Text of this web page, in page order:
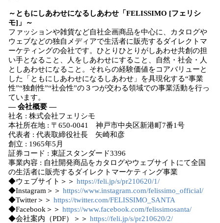
～ともにしあわせになるしあわせ「FELISSIMO [フェリシ
モ]」～
ファッションや雑貨など自社企画商品を中心に、カタログや
ウェブなどの独自メディアで生活者に販売するダイレクトマ
ーケティングの会社です。ひとりひとりがしあわせ共創の担
い手となること、人をしあわせにすること、自然・社会・人
としあわせになること。それらの経験価値をコアバリューと
した「ともにしあわせになるしあわせ」を具現化する“事業
性”“独創性”“社会性”の３つが交わる領域での事業活動を行っ
ています。
― 会社概要 ―
社名 : 株式会社フェリシモ
本社所在地 : 〒650-0041 神戸市中央区新港町7番1号
代表者 : 代表取締役社長 矢崎和彦
創立 : 1965年5月
証券コード : 東証スタンダード3396
事業内容 : 自社開発商品をカタログやウェブサイトにて全国
の生活者に販売するダイレクトマーケティング事業
◆ウェブサイト＞＞ https://feli.jp/s/pr210620/1/
◆Instagram＞＞ https://www.instagram.com/felissimo_official/
◆Twitter＞＞ https://twitter.com/FELISSIMO_SANTA
◆Facebook＞＞ https://www.facebook.com/felissimosanta/
◆会社案内（PDF）＞＞ https://feli.jp/s/pr210620/2/